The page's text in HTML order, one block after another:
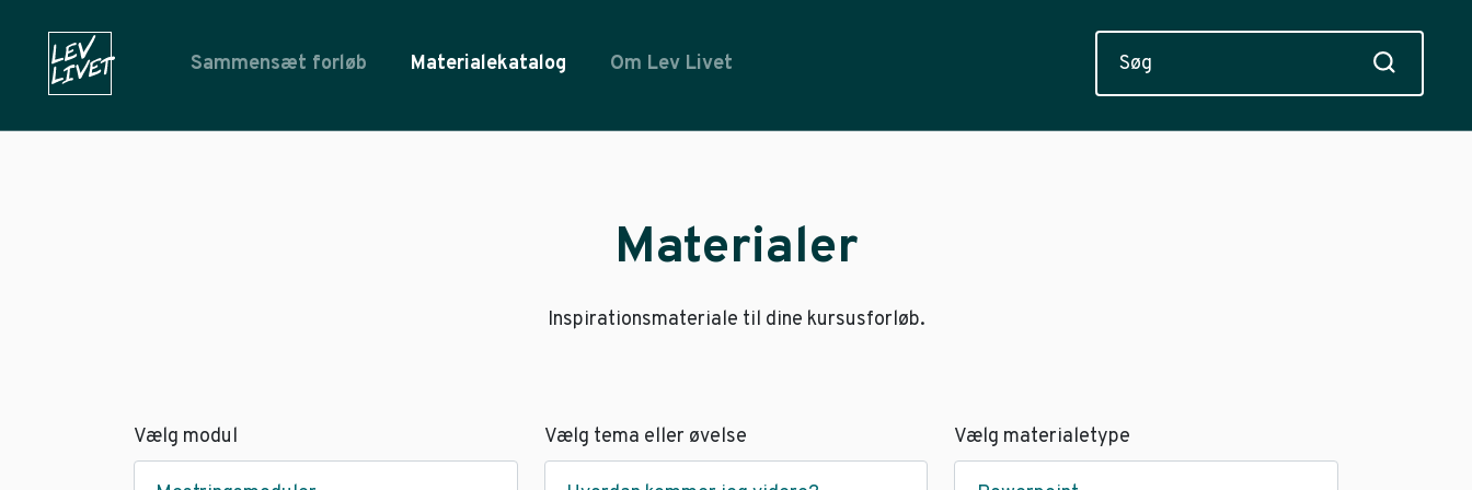
Sammensæt forløb Materialekatalog Om Lev Livet
Materialer
Inspirationsmateriale til dine kursusforløb.
Vælg modul Vælg tema eller øvelse Vælg materialetype